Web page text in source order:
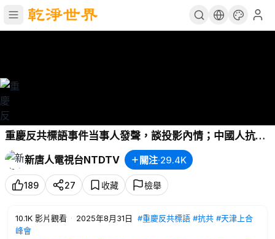
重慶反共標語事件当事人發聲，談投影內情；中國人抗共
進入新階段；天津上合峰會登場，中俄印各自有何圖謀?
獲贈《法輪功受迫害25年報告》，川普回函；上海鬆綁外
環外購房，評：瞄準富人去庫存【#中國禁聞
人電視台
新唐人電視台NTDTV 關注·29.4K
189 27 收藏 檢舉
10.1K 影片觀看 · 2025年8月31日 #重慶反共標語 #抗共 #天津上合
峰會